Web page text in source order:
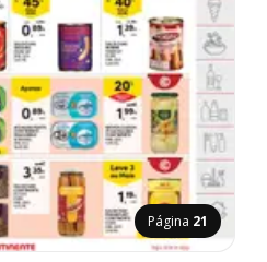
Página 21